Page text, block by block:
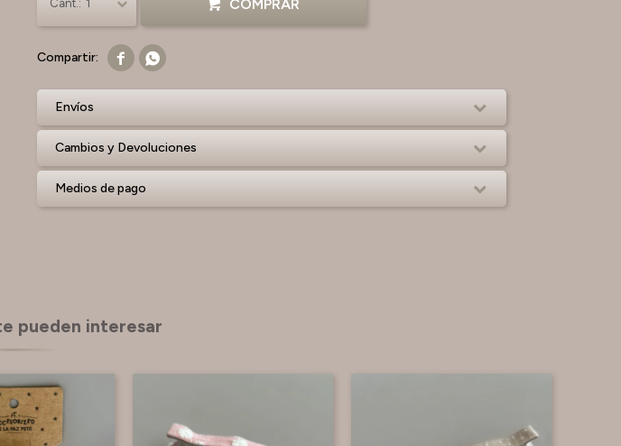
1 COMPRAR
 
Envíos
Cambios y Devoluciones
Medios de pago
pueden interesar